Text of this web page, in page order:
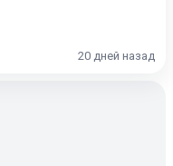
20 дней назад